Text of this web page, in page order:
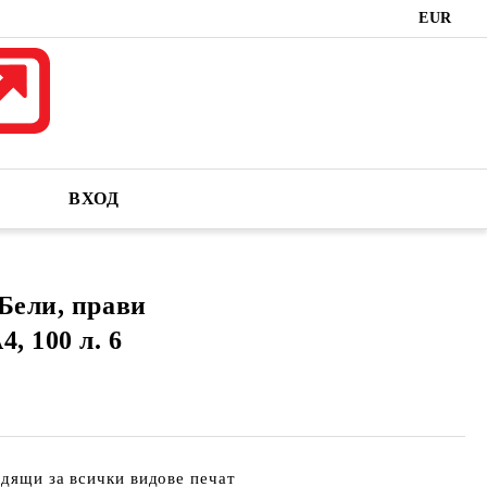
EUR
ВХОД
прави
100 л. 6
за всички видове печат